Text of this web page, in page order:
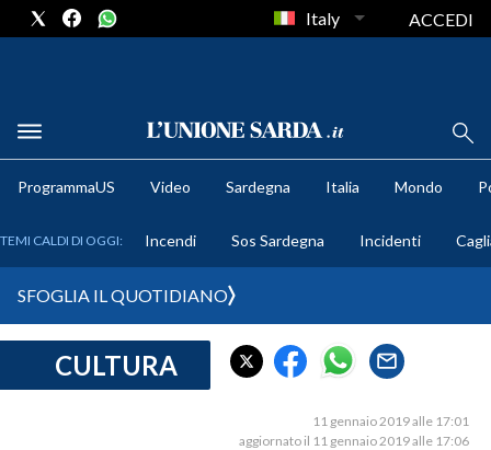
METEO
CRONACA SARDEGNA
Italy ACCEDI
ProgrammaUS Video Sardegna Italia Mondo
TEMI CALDI DI OGGI: Incendi Sos Sardegna Incidenti
SFOGLIA IL QUOTIDIANO
CULTURA
11 gennaio 2019 alle 17:01
aggiornato il 11 gennaio 2019 alle 17:06